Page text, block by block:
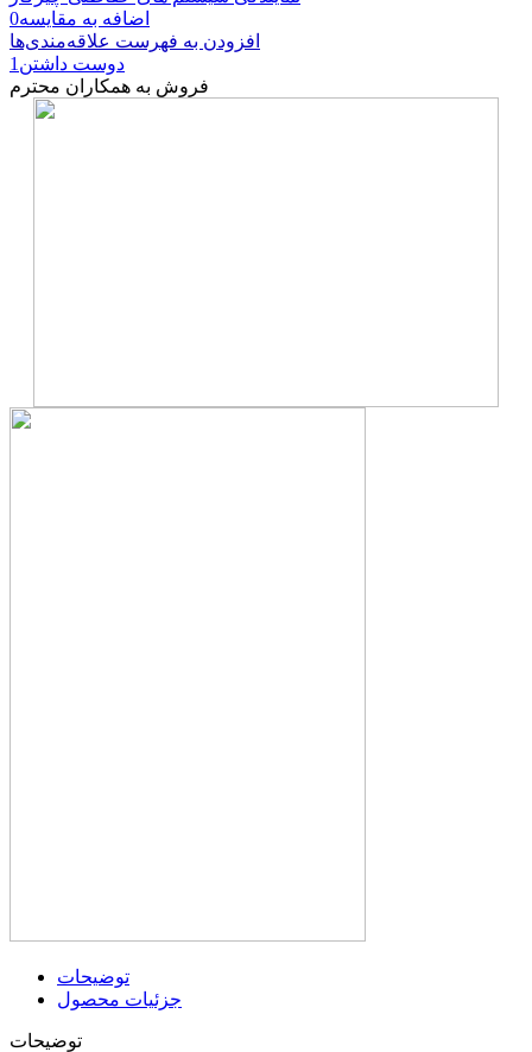
اضافه به مقایسه0
افزودن به فهرست علاقه‌مندی‌ها
دوست داشتن 1
فروش به همکاران محترم
توضیحات
جزئیات محصول
توضیحات